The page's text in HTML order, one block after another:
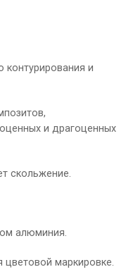
контурирования и
и драгоценных
скольжение.
алюминия.
цветовой маркировке.